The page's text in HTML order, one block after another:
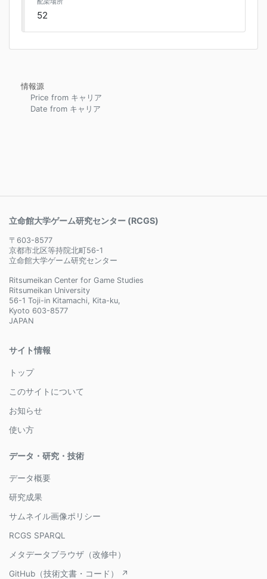
52
情報源
Price from キャリア
Date from キャリア
立命館大学ゲーム研究センター (RCGS)
〒603-8577
京都市北区等持院北町56-1
立命館大学ゲーム研究センター
Ritsumeikan Center for Game Studies
Ritsumeikan University
56-1 Toji-in Kitamachi, Kita-ku,
Kyoto 603-8577
JAPAN
サイト情報
トップ
このサイトについて
お知らせ
使い方
データ・研究・技術
データ概要
研究成果
サムネイル画像ポリシー
RCGS SPARQL
メタデータブラウザ（改修中）
GitHub（技術文書・コード） ↗